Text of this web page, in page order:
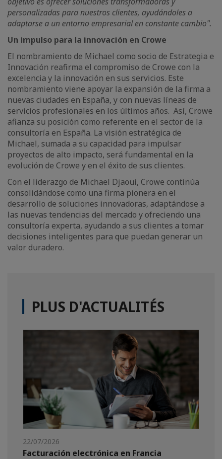
personalizadas para nuestros clientes, ayudándoles a
adaptarse a un entorno empresarial en constante cambio".
Un impulso para la innovación en Crowe
El nombramiento de Michael como socio de Estrategia e
Innovación reafirma el compromiso de Crowe con la
excelencia y la innovación en sus servicios. Este
nombramiento viene apoyar la expansión de la firma a
nuevas ciudades en España, y con nuevas líneas de
servicios profesionales en los últimos años. Así, Crowe
afianza su posición como referente en el sector de la
consultoría en España. La visión estratégica de
Michael, sumada a su capacidad para impulsar
proyectos de alto impacto, será fundamental en la
evolución de Crowe y en el éxito de sus clientes.
Con el liderazgo de Michael Djaoui, Crowe continúa
consolidándose como una firma pionera en el
desarrollo de soluciones innovadoras, adaptándose a
las nuevas tendencias del mercado y ofreciendo una
consultoría experta, ayudando a sus clientes a tomar
decisiones inteligentes para que puedan generar un
valor duradero.
PLUS D'ACTUALITÉS
22/07/2026
Facturación electrónica en Francia